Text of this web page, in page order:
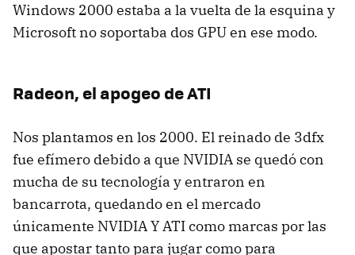
Windows 2000 estaba a la vuelta de la esquina y
Microsoft no soportaba dos GPU en ese modo.
Radeon, el apogeo de ATI
Nos plantamos en los 2000. El reinado de 3dfx
fue efímero debido a que NVIDIA se quedó con
mucha de su tecnología y entraron en
bancarrota, quedando en el mercado
únicamente NVIDIA Y ATI como marcas por las
que apostar tanto para jugar como para